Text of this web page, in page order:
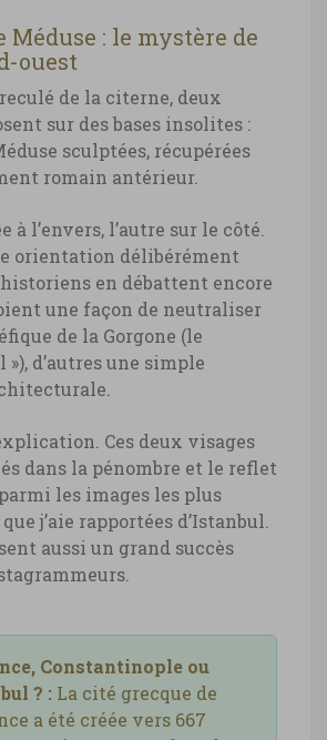
Méduse : le mystère de
ouest
de la citerne, deux
sur des bases insolites :
sculptées, récupérées
romain antérieur.
à l’envers, l’autre sur le côté.
orientation délibérément
historiens en débattent encore
une façon de neutraliser
de la Gorgone (le
d’autres une simple
Ces deux visages
dans la pénombre et le reflet
parmi les images les plus
j’aie rapportées d’Istanbul.
aussi un grand succès
Constantinople ou
? : La cité grecque de
a été créée vers 667